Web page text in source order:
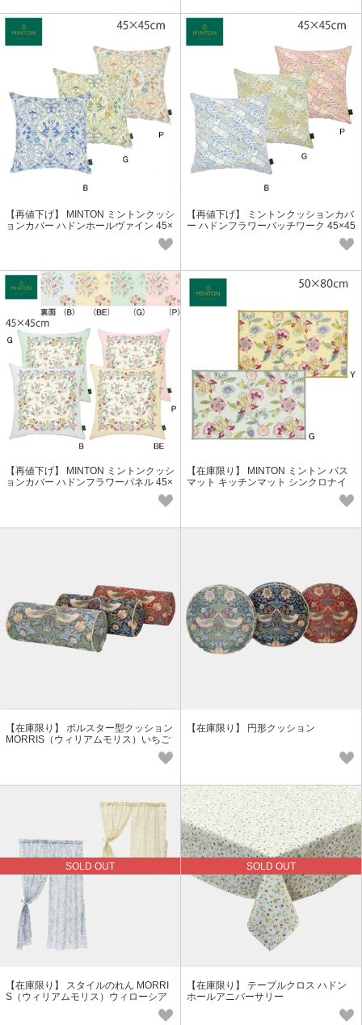
【再値下げ】 MINTON ミントンクッシ
ョンカバー ハドンホールヴァイン 45×
【再値下げ】 ミントンクッションカバ
ー ハドンフラワーパッチワーク 45×45
【再値下げ】 MINTON ミントンクッシ
ョンカバー ハドンフラワーパネル 45×
【在庫限り】 MINTON ミントン バス
マット キッチンマット シンクロナイ
【在庫限り】 ボルスター型クッション
MORRIS（ウィリアムモリス）いちご
【在庫限り】 円形クッション
SOLD OUT
【在庫限り】 スタイルのれん MORRI
S（ウィリアムモリス）ウィローシア
SOLD OUT
【在庫限り】 テーブルクロス ハドン
ホールアニバーサリー